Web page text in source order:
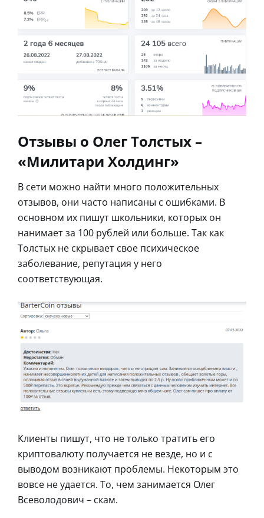
Отзывы о Олег Толстых –
«Милитари Холдинг»
В сети можно найти много положительных
отзывов, они часто написаны с ошибками. В
основном их пишут школьники, которых он
нанимает за 100 рублей или больше. Так как
Толстых не скрывает свое психическое
заболевание, репутация у него
соответствующая.
Клиенты пишут, что не только тратить его
криптовалюту получается не везде, но и с
выводом возникают проблемы. Некоторым это
вовсе не удается. То, чем занимается Олег
Всеволодович – скам.